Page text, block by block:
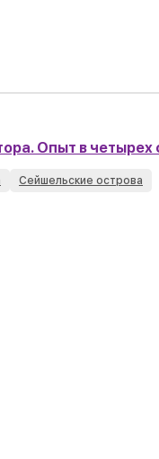
Опыт в четырех
Сейшельские острова